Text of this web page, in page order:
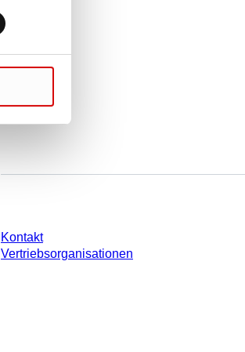
Kontakt
Vertriebsorganisationen